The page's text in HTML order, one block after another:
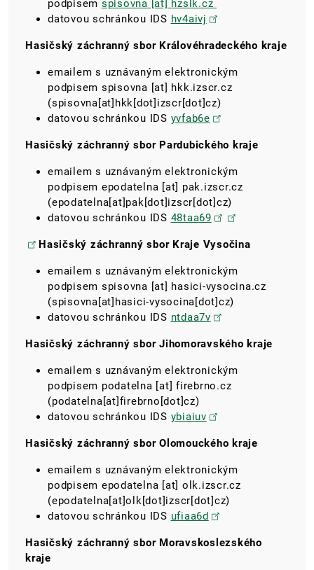
podpisem spisovna [at] hzslk.cz
datovou schránkou IDS hv4aivj
Hasičský záchranný sbor Královéhradeckého kraje
emailem s uznávaným elektronickým
podpisem spisovna [at] hkk.izscr.cz
(spisovna[at]hkk[dot]izscr[dot]cz)
datovou schránkou IDS yvfab6e
Hasičský záchranný sbor Pardubického kraje
emailem s uznávaným elektronickým
podpisem epodatelna [at] pak.izscr.cz
(epodatelna[at]pak[dot]izscr[dot]cz)
datovou schránkou IDS 48taa69
Hasičský záchranný sbor Kraje Vysočina
emailem s uznávaným elektronickým
podpisem spisovna [at] hasici-vysocina.cz
(spisovna[at]hasici-vysocina[dot]cz)
datovou schránkou IDS ntdaa7v
Hasičský záchranný sbor Jihomoravského kraje
emailem s uznávaným elektronickým
podpisem podatelna [at] firebrno.cz
(podatelna[at]firebrno[dot]cz)
datovou schránkou IDS ybiaiuv
Hasičský záchranný sbor Olomouckého kraje
emailem s uznávaným elektronickým
podpisem epodatelna [at] olk.izscr.cz
(epodatelna[at]olk[dot]izscr[dot]cz)
datovou schránkou IDS ufiaa6d
Hasičský záchranný sbor Moravskoslezského
kraje